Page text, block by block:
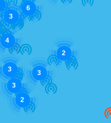
6
4
3
3
3
3
2
2